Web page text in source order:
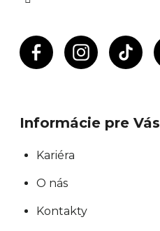
Informácie pre Vás
Kariéra
O nás
Kontakty